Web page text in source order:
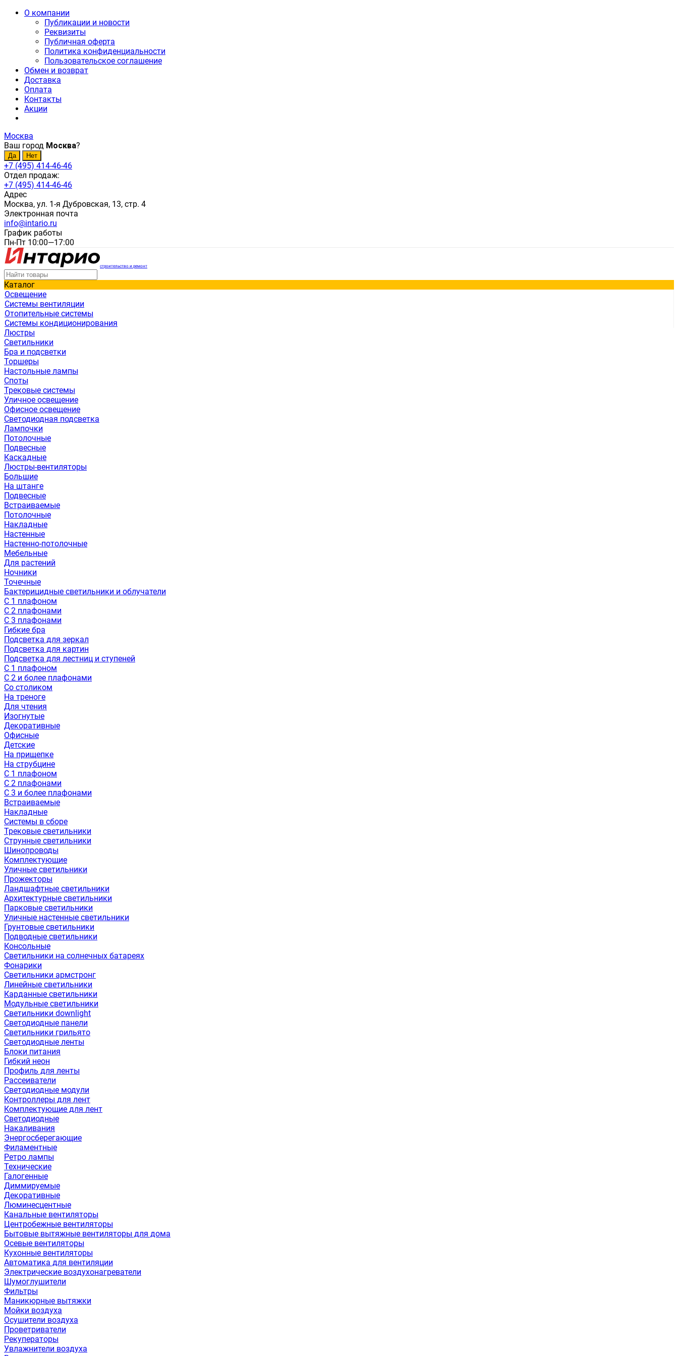
О компании
Публикации и новости
Реквизиты
Публичная оферта
Политика конфиденциальности
Пользовательское соглашение
Обмен и возврат
Доставка
Оплата
Контакты
Акции
Москва
Ваш город Москва?
+7 (495) 414-46-46
Отдел продаж:
+7 (495) 414-46-46
Адрес
Москва, ул. 1-я Дубровская, 13, стр. 4
Электронная почта
info@intario.ru
График работы
Пн-Пт 10:00—17:00
строительство и ремонт
Каталог
Освещение
Системы вентиляции
Отопительные системы
Системы кондиционирования
Люстры
Светильники
Бра и подсветки
Торшеры
Настольные лампы
Споты
Трековые системы
Уличное освещение
Офисное освещение
Светодиодная подсветка
Лампочки
Потолочные
Подвесные
Каскадные
Люстры-вентиляторы
Большие
На штанге
Подвесные
Встраиваемые
Потолочные
Накладные
Настенные
Настенно-потолочные
Мебельные
Для растений
Ночники
Точечные
Бактерицидные светильники и облучатели
С 1 плафоном
С 2 плафонами
С 3 плафонами
Гибкие бра
Подсветка для зеркал
Подсветка для картин
Подсветка для лестниц и ступеней
С 1 плафоном
С 2 и более плафонами
Со столиком
На треноге
Для чтения
Изогнутые
Декоративные
Офисные
Детские
На прищепке
На струбцине
С 1 плафоном
С 2 плафонами
С 3 и более плафонами
Встраиваемые
Накладные
Системы в сборе
Трековые светильники
Струнные светильники
Шинопроводы
Комплектующие
Уличные светильники
Прожекторы
Ландшафтные светильники
Архитектурные светильники
Парковые светильники
Уличные настенные светильники
Грунтовые светильники
Подводные светильники
Консольные
Светильники на солнечных батареях
Фонарики
Светильники армстронг
Линейные светильники
Карданные светильники
Модульные светильники
Светильники downlight
Светодиодные панели
Светильники грильято
Светодиодные ленты
Блоки питания
Гибкий неон
Профиль для ленты
Рассеиватели
Светодиодные модули
Контроллеры для лент
Комплектующие для лент
Светодиодные
Накаливания
Энергосберегающие
Филаментные
Ретро лампы
Технические
Галогенные
Диммируемые
Декоративные
Люминесцентные
Канальные вентиляторы
Центробежные вентиляторы
Бытовые вытяжные вентиляторы для дома
Осевые вентиляторы
Кухонные вентиляторы
Автоматика для вентиляции
Электрические воздухонагреватели
Шумоглушители
Фильтры
Маникюрные вытяжки
Мойки воздуха
Осушители воздуха
Проветриватели
Рекуператоры
Увлажнители воздуха